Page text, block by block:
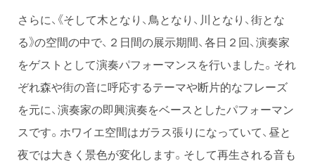
さらに、《そして木となり、鳥となり、川となり、街とな
る》の空間の中で、２日間の展示期間、各日２回、演奏家
をゲストとして演奏パフォーマンスを行いました。それ
ぞれ森や街の音に呼応するテーマや断片的なフレーズ
を元に、演奏家の即興演奏をベースとしたパフォーマン
スです。ホワイエ空間はガラス張りになっていて、昼と
夜では大きく景色が変化します。そして再生される音も